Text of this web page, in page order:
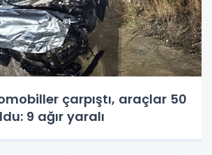
çarpıştı, araçlar 50
9 ağır yaralı